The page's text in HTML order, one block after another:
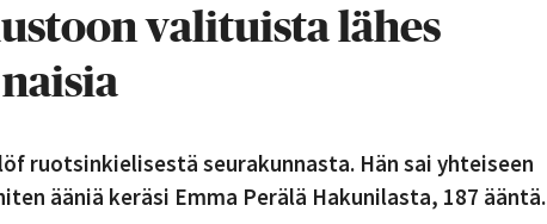
valituista lähes
ruotsinkielisestä seurakunnasta. Hän sai yhteiseen
ääniä keräsi Emma Perälä Hakunilasta, 187 ääntä.